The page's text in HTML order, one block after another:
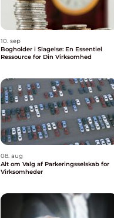
10. sep
Bogholder i Slagelse: En Essentiel
Ressource for Din Virksomhed
08. aug
Alt om Valg af Parkeringsselskab for
Virksomheder